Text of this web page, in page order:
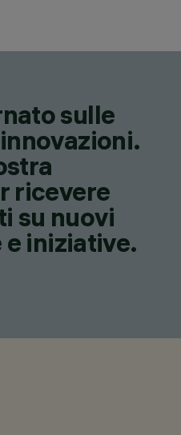
sulle
ricevere
su nuovi
iniziative.